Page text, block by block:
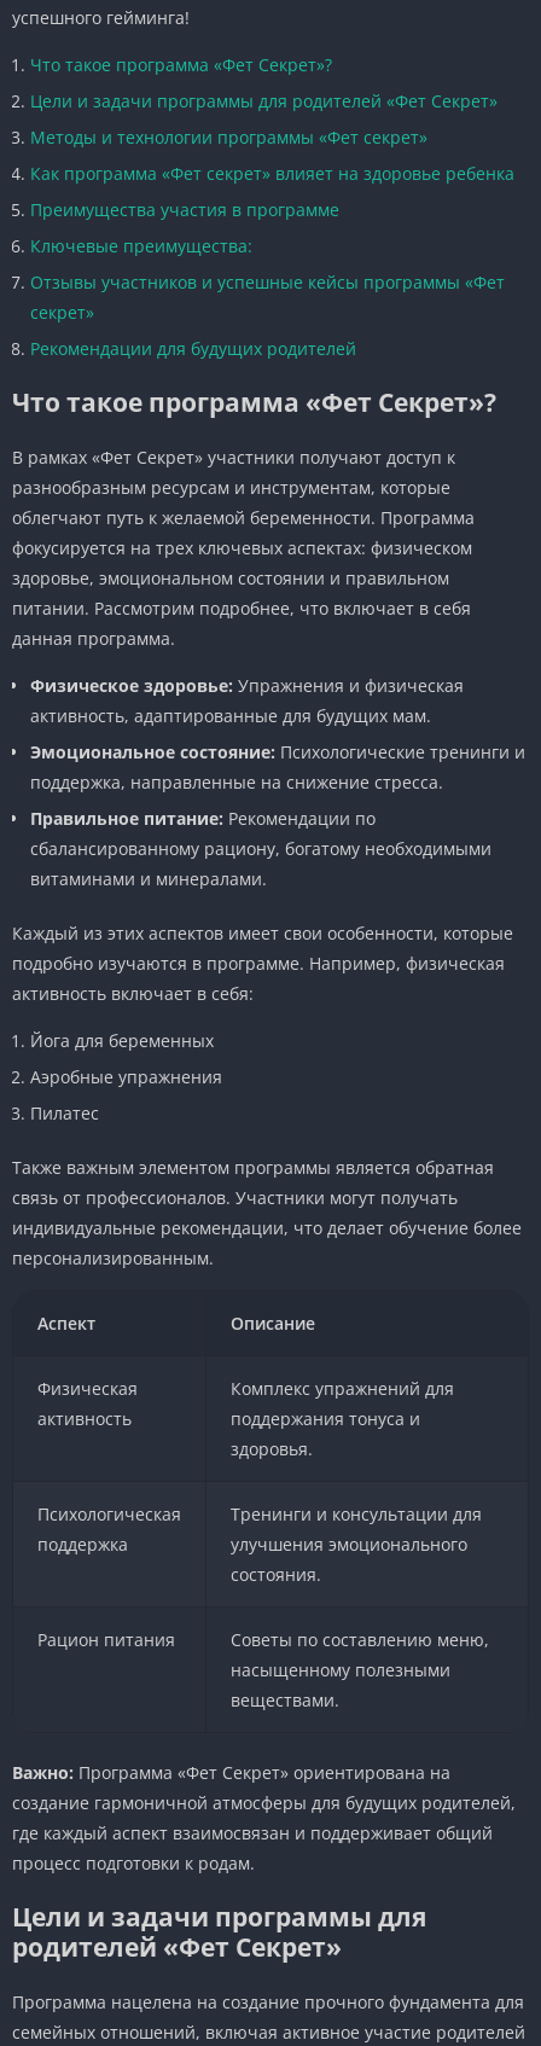
успешного гейминга!
Что такое программа «Фет Секрет»?
Цели и задачи программы для родителей «Фет Секрет»
Методы и технологии программы «Фет секрет»
Как программа «Фет секрет» влияет на здоровье ребенка
Преимущества участия в программе
Ключевые преимущества:
Отзывы участников и успешные кейсы программы «Фет
секрет»
Рекомендации для будущих родителей
Что такое программа «Фет Секрет»?
В рамках «Фет Секрет» участники получают доступ к
разнообразным ресурсам и инструментам, которые
облегчают путь к желаемой беременности. Программа
фокусируется на трех ключевых аспектах: физическом
здоровье, эмоциональном состоянии и правильном
питании. Рассмотрим подробнее, что включает в себя
данная программа.
Физическое здоровье: Упражнения и физическая
активность, адаптированные для будущих мам.
Эмоциональное состояние: Психологические тренинги и
поддержка, направленные на снижение стресса.
Правильное питание: Рекомендации по
сбалансированному рациону, богатому необходимыми
витаминами и минералами.
Каждый из этих аспектов имеет свои особенности, которые
подробно изучаются в программе. Например, физическая
активность включает в себя:
Йога для беременных
Аэробные упражнения
Пилатес
Также важным элементом программы является обратная
связь от профессионалов. Участники могут получать
индивидуальные рекомендации, что делает обучение более
персонализированным.
Аспект Описание
Физическая
активность
Комплекс упражнений для
поддержания тонуса и
здоровья.
Психологическая
поддержка
Тренинги и консультации для
улучшения эмоционального
состояния.
Рацион питания
Советы по составлению меню,
насыщенному полезными
веществами.
Важно: Программа «Фет Секрет» ориентирована на
создание гармоничной атмосферы для будущих родителей,
где каждый аспект взаимосвязан и поддерживает общий
процесс подготовки к родам.
Цели и задачи программы для
родителей «Фет Секрет»
Программа нацелена на создание прочного фундамента для
семейных отношений, включая активное участие родителей